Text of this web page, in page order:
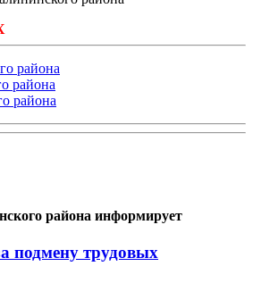
района информирует
подмену трудовых